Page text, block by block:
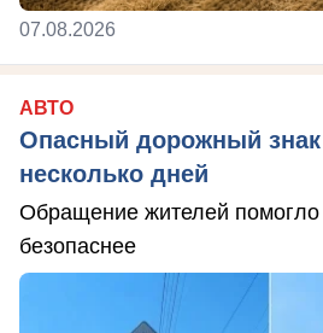
07.08.2026
АВТО
Опасный дорожный знак
несколько дней
Обращение жителей помогло
безопаснее